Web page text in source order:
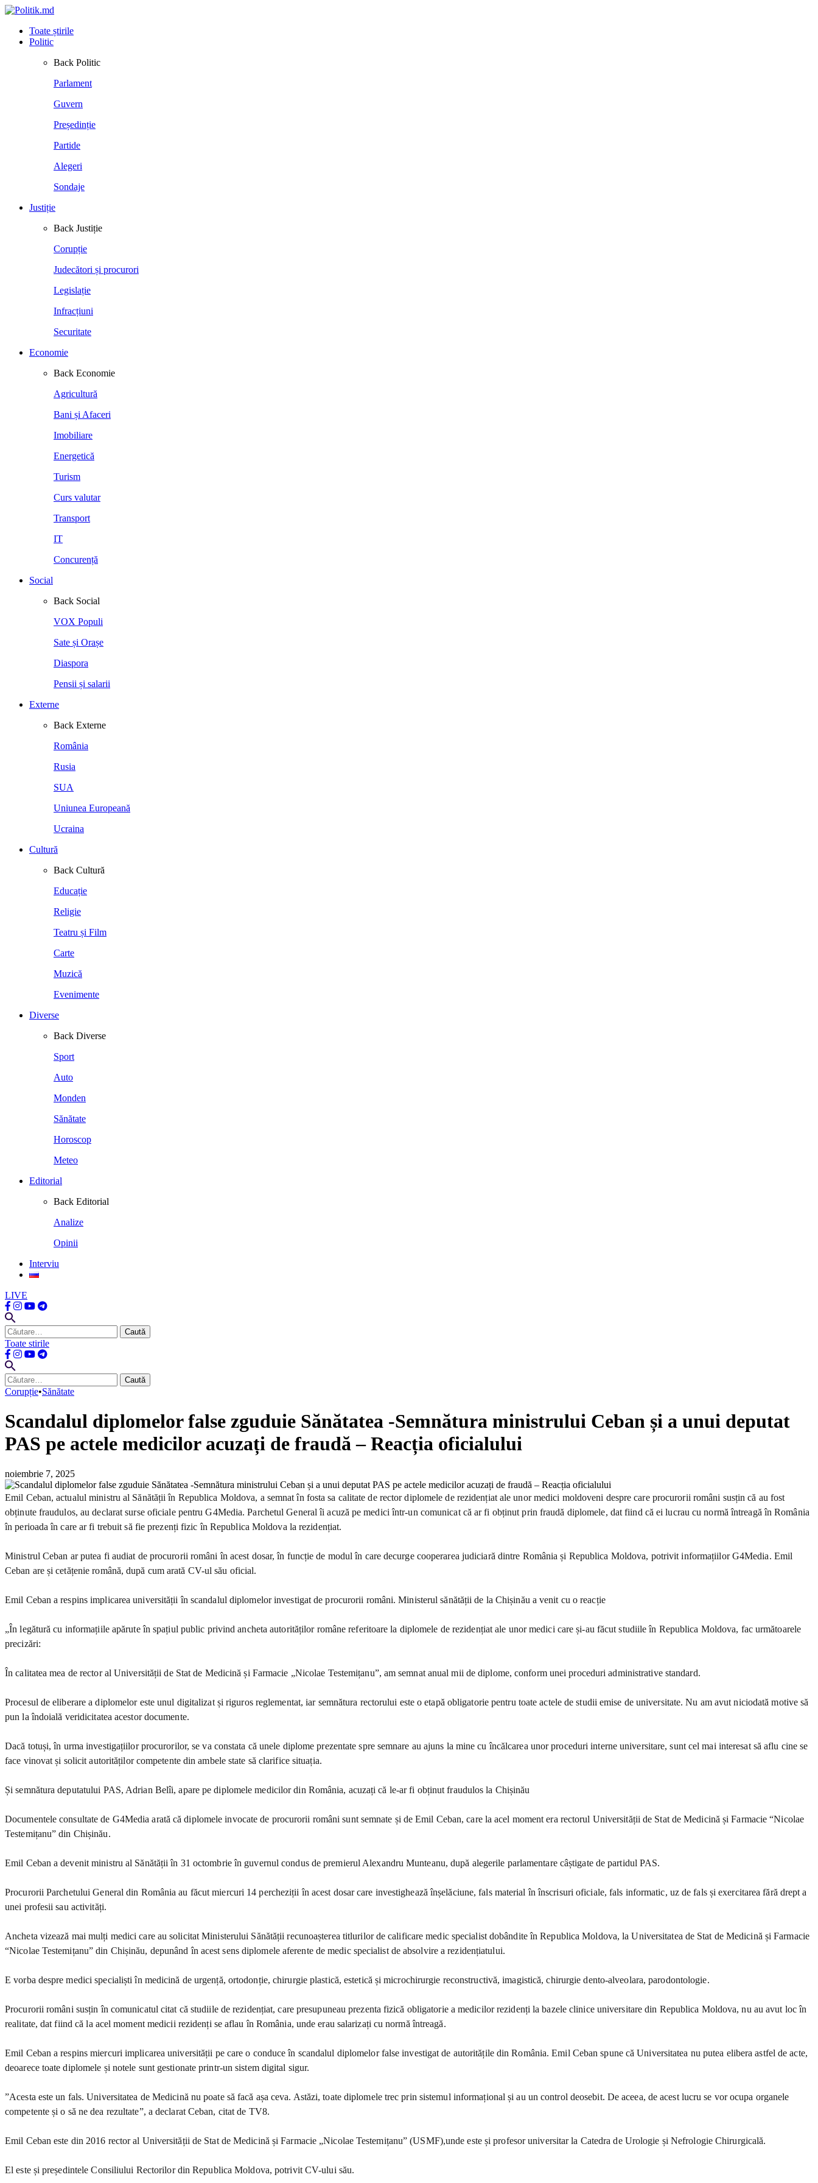
Toate știrile
Politic
Back Politic
Parlament
Guvern
Președinție
Partide
Alegeri
Sondaje
Justiție
Back Justiție
Corupție
Judecători și procurori
Legislație
Infracțiuni
Securitate
Economie
Back Economie
Agricultură
Bani și Afaceri
Imobiliare
Energetică
Turism
Curs valutar
Transport
IT
Concurență
Social
Back Social
VOX Populi
Sate și Orașe
Diaspora
Pensii și salarii
Externe
Back Externe
România
Rusia
SUA
Uniunea Europeană
Ucraina
Cultură
Back Cultură
Educație
Religie
Teatru și Film
Carte
Muzică
Evenimente
Diverse
Back Diverse
Sport
Auto
Monden
Sănătate
Horoscop
Meteo
Editorial
Back Editorial
Analize
Opinii
Interviu
LIVE
Caută
după:
Toate stirile
Caută
după:
Corupție•Sănătate
Scandalul diplomelor false zguduie Sănătatea -Semnătura ministrului Ceban și a unui deputat
PAS pe actele medicilor acuzați de fraudă – Reacția oficialului
noiembrie 7, 2025
Emil Ceban, actualul ministru al Sănătății în Republica Moldova, a semnat în fosta sa calitate de rector diplomele de rezidențiat ale unor medici moldoveni despre care procurorii români susțin că au fost
obținute fraudulos, au declarat surse oficiale pentru G4Media. Parchetul General îi acuză pe medici într-un comunicat că ar fi obținut prin fraudă diplomele, dat fiind că ei lucrau cu normă întreagă în România
în perioada în care ar fi trebuit să fie prezenți fizic în Republica Moldova la rezidențiat.
Ministrul Ceban ar putea fi audiat de procurorii români în acest dosar, în funcție de modul în care decurge cooperarea judiciară dintre România și Republica Moldova, potrivit informațiilor G4Media. Emil
Ceban are și cetățenie română, după cum arată CV-ul său oficial.
Emil Ceban a respins implicarea universității în scandalul diplomelor investigat de procurorii români. Ministerul sănătății de la Chișinău a venit cu o reacție
„În legătură cu informațiile apărute în spațiul public privind ancheta autorităților române referitoare la diplomele de rezidențiat ale unor medici care și-au făcut studiile în Republica Moldova, fac următoarele
precizări:
În calitatea mea de rector al Universității de Stat de Medicină și Farmacie „Nicolae Testemițanu”, am semnat anual mii de diplome, conform unei proceduri administrative standard.
Procesul de eliberare a diplomelor este unul digitalizat și riguros reglementat, iar semnătura rectorului este o etapă obligatorie pentru toate actele de studii emise de universitate. Nu am avut niciodată motive să
pun la îndoială veridicitatea acestor documente.
Dacă totuși, în urma investigațiilor procurorilor, se va constata că unele diplome prezentate spre semnare au ajuns la mine cu încălcarea unor proceduri interne universitare, sunt cel mai interesat să aflu cine se
face vinovat și solicit autorităților competente din ambele state să clarifice situația.
Și semnătura deputatului PAS, Adrian Belîi, apare pe diplomele medicilor din România, acuzați că le-ar fi obținut fraudulos la Chișinău
Documentele consultate de G4Media arată că diplomele invocate de procurorii români sunt semnate și de Emil Ceban, care la acel moment era rectorul Universității de Stat de Medicină și Farmacie “Nicolae
Testemițanu” din Chișinău.
Emil Ceban a devenit ministru al Sănătății în 31 octombrie în guvernul condus de premierul Alexandru Munteanu, după alegerile parlamentare câștigate de partidul PAS.
Procurorii Parchetului General din România au făcut miercuri 14 percheziții în acest dosar care investighează înșelăciune, fals material în înscrisuri oficiale, fals informatic, uz de fals și exercitarea fără drept a
unei profesii sau activități.
Ancheta vizează mai mulți medici care au solicitat Ministerului Sănătății recunoașterea titlurilor de calificare medic specialist dobândite în Republica Moldova, la Universitatea de Stat de Medicină și Farmacie
“Nicolae Testemițanu” din Chișinău, depunând în acest sens diplomele aferente de medic specialist de absolvire a rezidențiatului.
E vorba despre medici specialiști în medicină de urgență, ortodonție, chirurgie plastică, estetică și microchirurgie reconstructivă, imagistică, chirurgie dento-alveolara, parodontologie.
Procurorii români susțin în comunicatul citat că studiile de rezidențiat, care presupuneau prezenta fizică obligatorie a medicilor rezidenți la bazele clinice universitare din Republica Moldova, nu au avut loc în
realitate, dat fiind că la acel moment medicii rezidenți se aflau în România, unde erau salarizați cu normă întreagă.
Emil Ceban a respins miercuri implicarea universității pe care o conduce în scandalul diplomelor false investigat de autoritățile din România. Emil Ceban spune că Universitatea nu putea elibera astfel de acte,
deoarece toate diplomele și notele sunt gestionate printr-un sistem digital sigur.
”Acesta este un fals. Universitatea de Medicină nu poate să facă așa ceva. Astăzi, toate diplomele trec prin sistemul informațional și au un control deosebit. De aceea, de acest lucru se vor ocupa organele
competente și o să ne dea rezultate”, a declarat Ceban, citat de TV8.
Emil Ceban este din 2016 rector al Universității de Stat de Medicină și Farmacie „Nicolae Testemițanu” (USMF),unde este și profesor universitar la Catedra de Urologie și Nefrologie Chirurgicală.
El este și președintele Consiliului Rectorilor din Republica Moldova, potrivit CV-ului său.